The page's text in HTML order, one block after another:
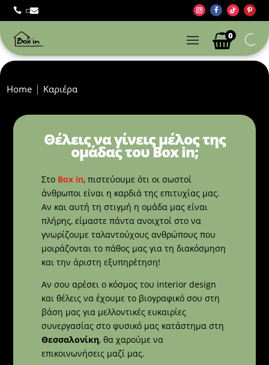
 
0
Home Καριέρα
Θέλεις να γίνεις μέλος της
ομάδας του Box in;
Στο Box in, πιστεύουμε ότι οι σωστοί
άνθρωποι είναι η καρδιά της επιτυχίας μας.
Αν και αυτή τη στιγμή η ομάδα μας είναι
πλήρης, είμαστε πάντα ανοιχτοί στο να
γνωρίζουμε ταλαντούχους ανθρώπους που
μοιράζονται το πάθος μας για τη διακόσμηση
και την άριστη εξυπηρέτηση!
Αν σου αρέσει ο κόσμος του interior design
και θέλεις να έχουμε το βιογραφικό σου στη
βάση μας για μελλοντικές ευκαιρίες
συνεργασίας στο φυσικό μας κατάστημα στη
Θεσσαλονίκη, θα χαρούμε να
επικοινωνήσεις μαζί μας.